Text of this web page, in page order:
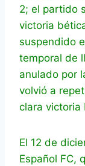
2; el partido
victoria
suspendido
temporal de
anulado por
volvió a
clara victoria
El 12 de
Español FC,